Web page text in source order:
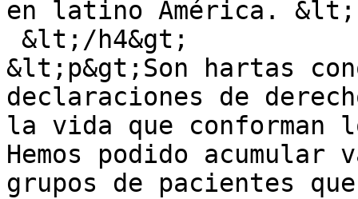
en latino América.
&lt;/h4&gt;
&lt;p&gt;Son hartas
declaraciones de
la vida que conforman
Hemos podido
grupos de pacientes